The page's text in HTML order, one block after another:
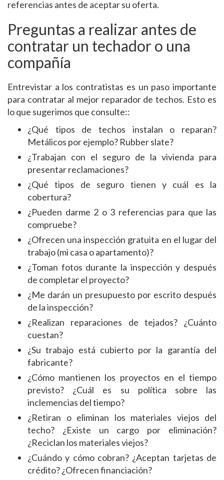
referencias antes de aceptar su oferta.
Preguntas a realizar antes de
contratar un techador o una
compañía
Entrevistar a los contratistas es un paso importante
para contratar al mejor reparador de techos. Esto es
lo que sugerimos que consulte::
¿Qué tipos de techos instalan o reparan?
Metálicos por ejemplo? Rubber slate?
¿Trabajan con el seguro de la vivienda para
presentar reclamaciones?
¿Qué tipos de seguro tienen y cuál es la
cobertura?
¿Pueden darme 2 o 3 referencias para que las
compruebe?
¿Ofrecen una inspección gratuita en el lugar del
trabajo (mi casa o apartamento)?
¿Toman fotos durante la inspección y después
de completar el proyecto?
¿Me darán un presupuesto por escrito después
de la inspección?
¿Realizan reparaciones de tejados? ¿Cuánto
cuestan?
¿Su trabajo está cubierto por la garantía del
fabricante?
¿Cómo mantienen los proyectos en el tiempo
previsto? ¿Cuál es su política sobre las
inclemencias del tiempo?
¿Retiran o eliminan los materiales viejos del
techo? ¿Existe un cargo por eliminación?
¿Reciclan los materiales viejos?
¿Cuándo y cómo cobran? ¿Aceptan tarjetas de
crédito? ¿Ofrecen financiación?